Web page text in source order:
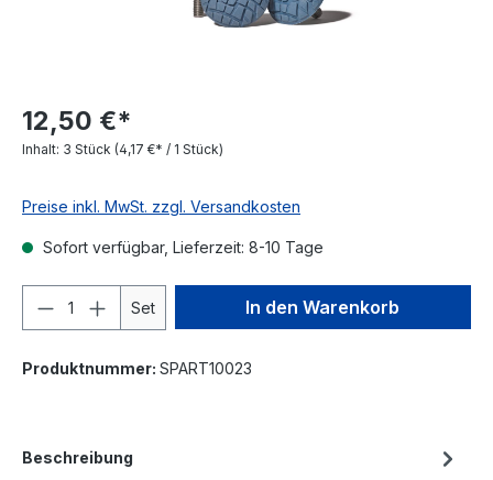
12,50 €*
Inhalt: 3 Stück (4,17 €* / 1 Stück)
Preise inkl. MwSt. zzgl. Versandkosten
Sofort verfügbar, Lieferzeit: 8-10 Tage
Set In den Warenkorb
Produktnummer: SPART10023
Beschreibung